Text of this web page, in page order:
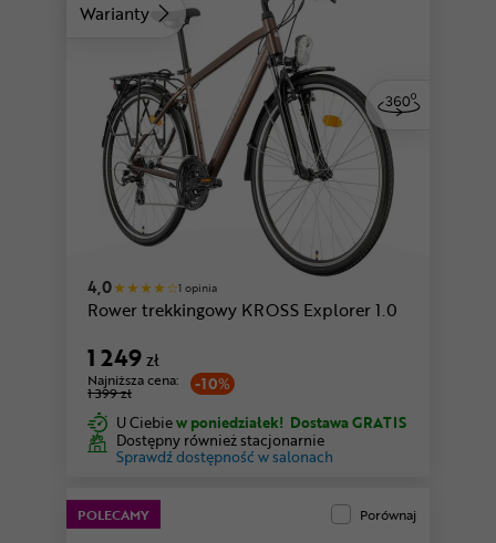
Warianty
4,0 1 opinia
Rower trekkingowy KROSS Explorer 1.0
1 249zł
-10%
Najniższa cena:
1 399 zł
U Ciebiew poniedziałek! Dostawa GRATIS
Dostępny również stacjonarnie
Sprawdź dostępność w salonach
POLECAMY Porównaj